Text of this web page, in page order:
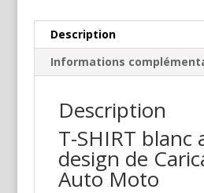
Description
Informations
Description
T-SHIRT blanc
design de
Auto Moto